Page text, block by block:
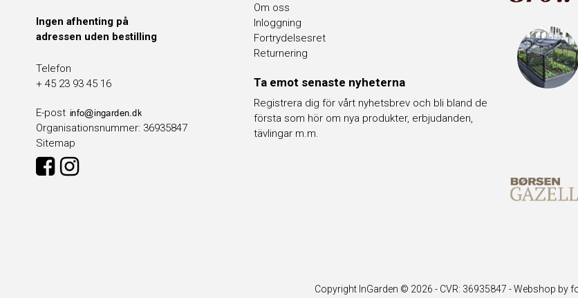
Ingen afhenting på
adressen uden bestilling
Telefon
+ 45 23 93 45 16
E-post
Organisationsnummer: 36935847
Sitemap
Om oss
Inloggning
Fortrydelsesret
Returnering
Ta emot senaste nyheterna
Registrera dig för vårt nyhetsbrev och bli bland de
första som hör om nya produkter, erbjudanden,
tävlingar m.m.
Copyright InGarden © 2026 - CVR: 36935847 -Webshop by